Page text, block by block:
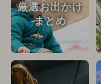
厳選お出かけ
まとめ